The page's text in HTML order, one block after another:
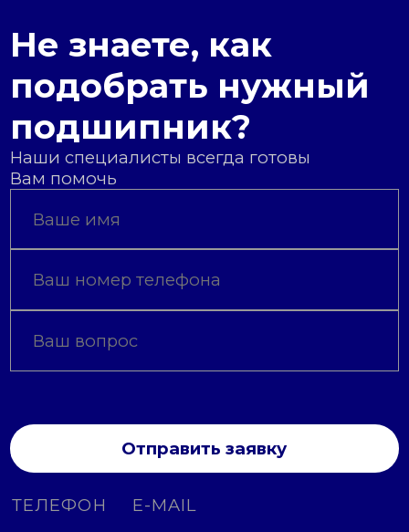
Не знаете, как
подобрать нужный
подшипник?
Наши специалисты всегда готовы
Вам помочь
Отправить заявку
ТЕЛЕФОН E-MAIL